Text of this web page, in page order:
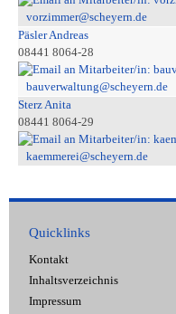
vorzimmer@scheyern.de
Päsler Andreas
08441 8064-28
bauverwaltung@scheyern.de
Sterz Anita
08441 8064-29
kaemmerei@scheyern.de
Quicklinks
Kontakt
Inhaltsverzeichnis
Impressum